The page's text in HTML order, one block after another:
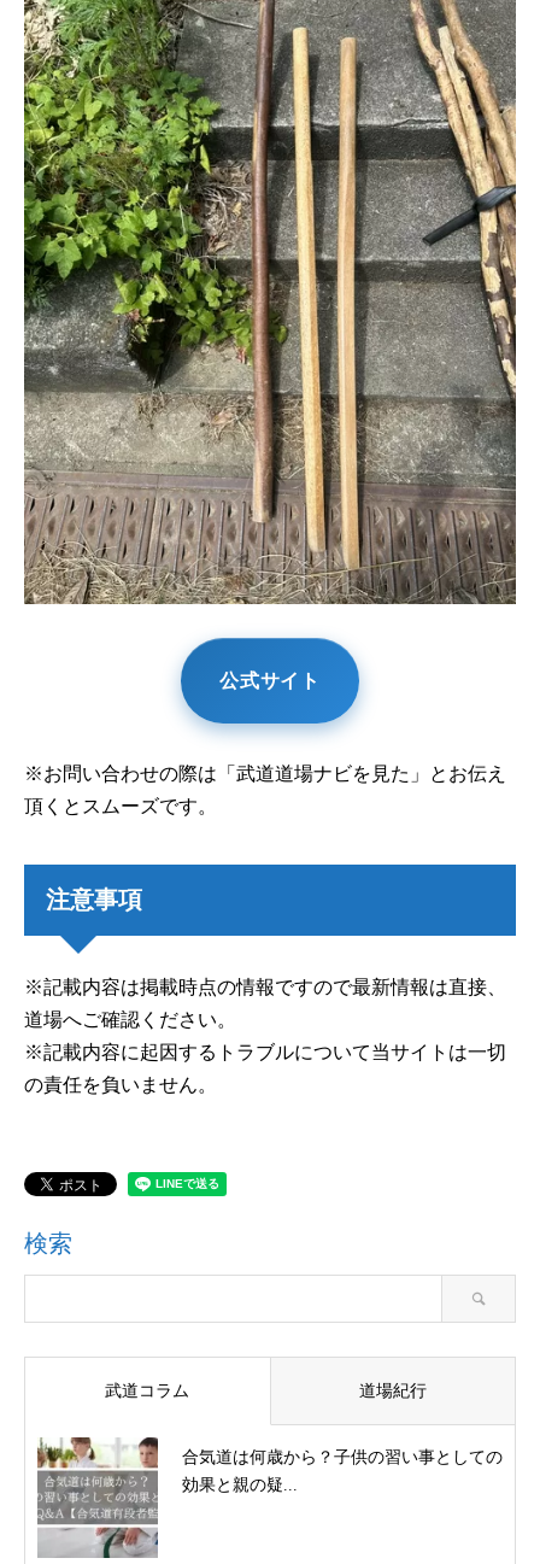
公式サイト
※お問い合わせの際は「武道道場ナビを見た」とお伝え
頂くとスムーズです。
注意事項
※記載内容は掲載時点の情報ですので最新情報は直接、
道場へご確認ください。
※記載内容に起因するトラブルについて当サイトは一切
の責任を負いません。
検索
武道コラム 道場紀行
合気道は何歳から？子供の習い事としての
効果と親の疑...